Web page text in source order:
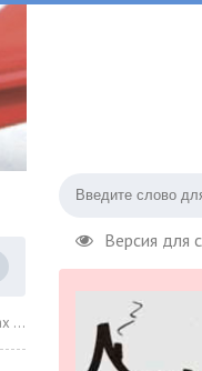
Версия для